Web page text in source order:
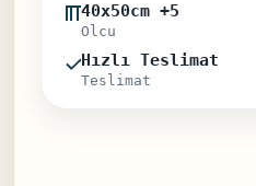
40x50cm +5
Olcu
Hızlı Teslimat
Teslimat